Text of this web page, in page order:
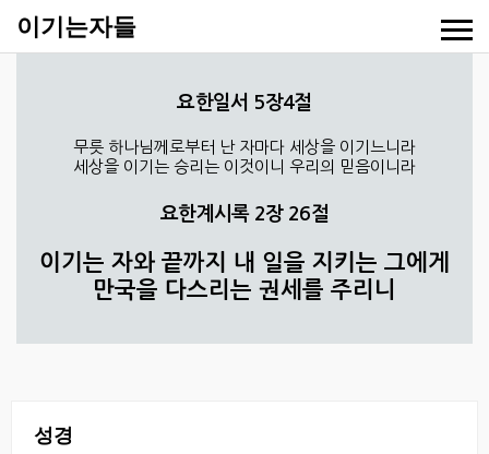
이기는자들
요한일서 5장4절
무릇 하나님께로부터 난 자마다 세상을 이기느니라
세상을 이기는 승리는 이것이니 우리의 믿음이니라
요한계시록 2장 26절
이기는 자와 끝까지 내 일을 지키는 그에게
만국을 다스리는 권세를 주리니
성경